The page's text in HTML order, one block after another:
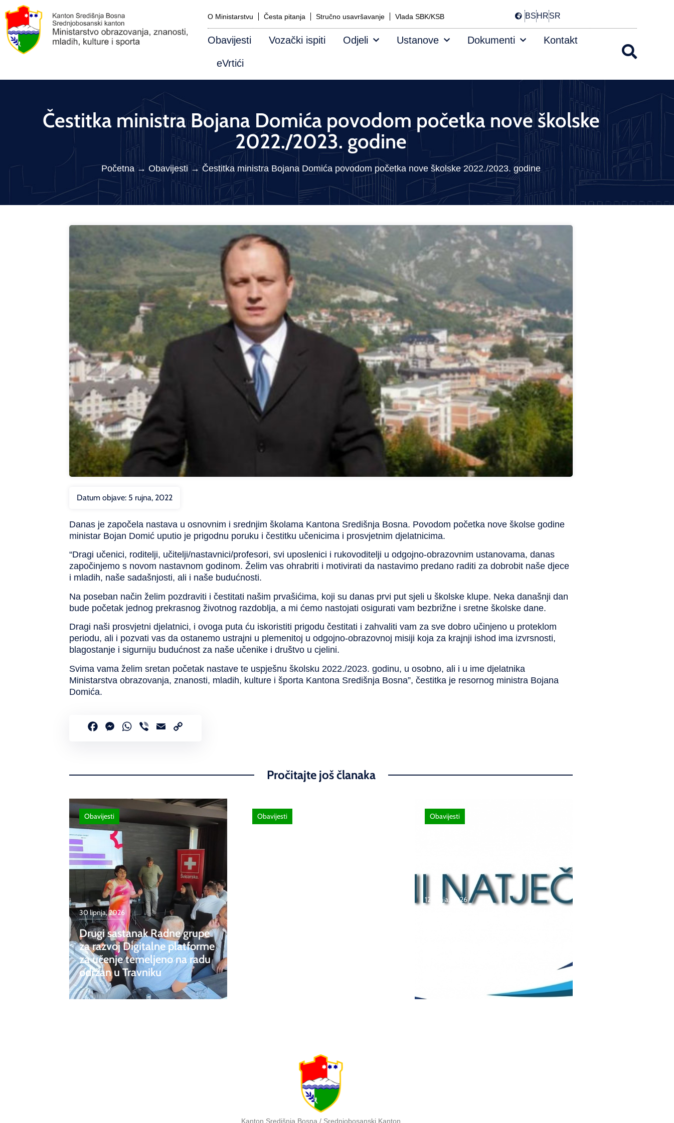
O Ministarstvu Česta pitanja Stručno usavršavanje Vlada SBK/KSB BSHRSR
Obavijesti Vozački ispiti Odjeli Ustanove Dokumenti Kontakt
eVrtići
Čestitka ministra Bojana Domića povodom početka nove školske
2022./2023. godine
Početna→ Obavijesti →Čestitka ministra Bojana Domića povodom početka nove školske 2022./2023. godine
Datum objave: 5 rujna, 2022
Danas je započela nastava u osnovnim i srednjim školama Kantona Središnja Bosna. Povodom početka nove školse godine
ministar Bojan Domić uputio je prigodnu poruku i čestitku učenicima i prosvjetnim djelatnicima.
“Dragi učenici, roditelji, učitelji/nastavnici/profesori, svi uposlenici i rukovoditelji u odgojno-obrazovnim ustanovama, danas
započinjemo s novom nastavnom godinom. Želim vas ohrabriti i motivirati da nastavimo predano raditi za dobrobit naše djece
i mladih, naše sadašnjosti, ali i naše budućnosti.
Na poseban način želim pozdraviti i čestitati našim prvašićima, koji su danas prvi put sjeli u školske klupe. Neka današnji dan
bude početak jednog prekrasnog životnog razdoblja, a mi ćemo nastojati osigurati vam bezbrižne i sretne školske dane.
Dragi naši prosvjetni djelatnici, i ovoga puta ću iskoristiti prigodu čestitati i zahvaliti vam za sve dobro učinjeno u proteklom
periodu, ali i pozvati vas da ostanemo ustrajni u plemenitoj u odgojno-obrazovnoj misiji koja za krajnji ishod ima izvrsnosti,
blagostanje i sigurniju budućnost za naše učenike i društvo u cjelini.
Svima vama želim sretan početak nastave te uspješnu školsku 2022./2023. godinu, u osobno, ali i u ime djelatnika
Ministarstva obrazovanja, znanosti, mladih, kulture i športa Kantona Središnja Bosna”, čestitka je resornog ministra Bojana
Domića.
FacebookMessenger
WhatsApp
Viber Email
Pročitajte još članaka
30 lipnja, 2026
Drugi sastanak Radne grupe
za razvoj Digitalne platforme
za učenje temeljeno na radu
održan u Travniku
Obavijesti Obavijesti
12 lipnja, 2026
Obavijesti
Kanton Središnja Bosna / Srednjobosanski Kanton